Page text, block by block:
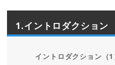
1.イントロダクション
イントロダクション（